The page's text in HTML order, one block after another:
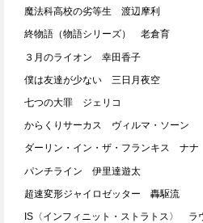
魔法科高校の劣等生 渡辺摩利
終物語（物語シリーズ） 老倉育
３月のライオン 幸田香子
僕は友達が少ない 三日月夜空
七つの大罪 ジェリコ
からくりサーカス ヴィルマ・ソーン
ダーリン・イン・ザ・フランキス ナナ
パンチライン 伊里達遊太
超速変形ジャイロゼッター 轟駆流
IS〈インフィニット・ストラトス〉 ラ